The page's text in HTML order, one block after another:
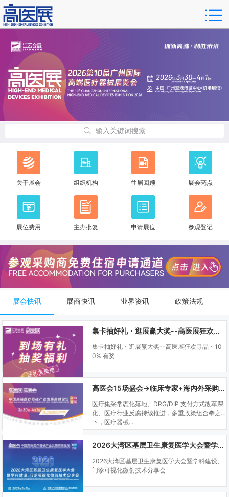
输入关键词搜索
关于展会 组织机构 往届回顾 展会亮点
展位费用 主办批复 申请展位 参观登记
展会快讯 展商快讯 业界资讯 政策法规
集卡抽好礼・逛展赢大奖--高医展狂欢寻品・100% 有奖
集卡抽好礼・逛展赢大奖--高医展狂欢寻品・10
0% 有奖
高医会15场盛会→临床专家+海内外采购商双向对接
医疗集采常态化落地、DRG/DIP 支付方式改革深
化、医疗行业反腐持续推进，多重政策组合拳之
下，医疗器械...
2026大湾区基层卫生康复医学大会暨学科建设、门诊可视化微创技术分享会
2026大湾区基层卫生康复医学大会暨学科建设、
门诊可视化微创技术分享会